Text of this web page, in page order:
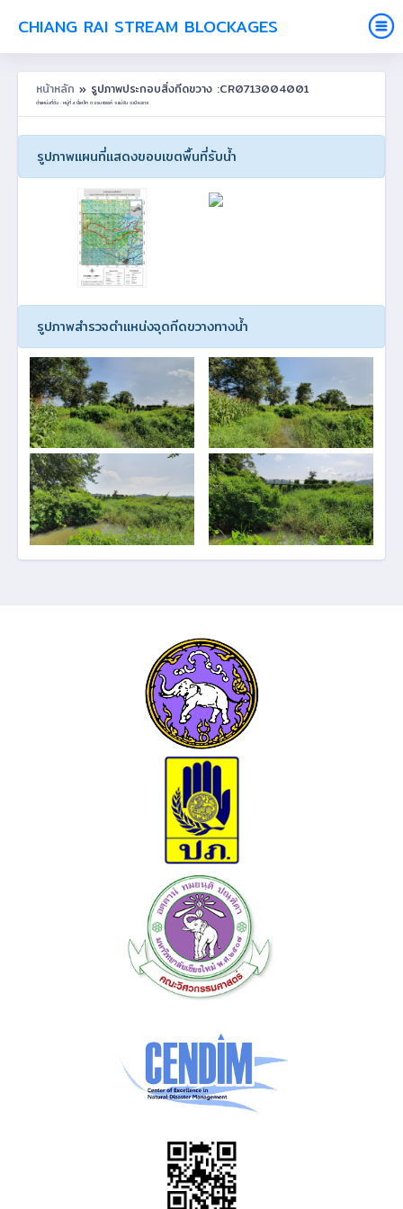
CHIANG RAI STREAM BLOCKAGES
หน้าหลัก » รูปภาพประกอบสิ่งกีดขวาง :CR0713004001
ตำแหน่งที่ตั้ง : หมู่ที่ 4 ขี้เหล็ก ต.จอมสวรรค์ อ.แม่จัน จ.เชียงราย
รูปภาพแผนที่แสดงขอบเขตพื้นที่รับน้ำ
รูปภาพสำรวจตำแหน่งจุดกีดขวางทางน้ำ